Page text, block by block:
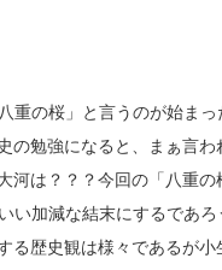
重の桜」と言うのが始まっ
の勉強になると、まぁ言わ
河は？？？今回の「八重の
い加減な結末にするであろ
る歴史観は様々であるが小